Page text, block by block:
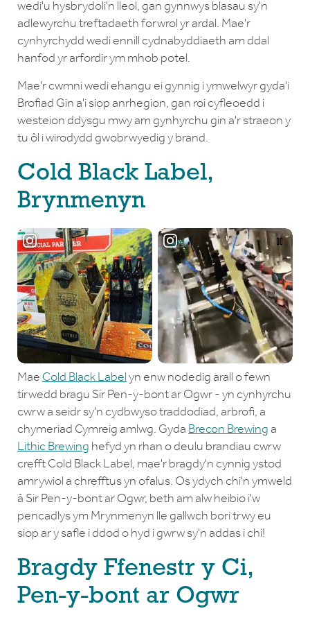
wedi'u hysbrydoli'n lleol, gan gynnwys blasau sy'n
adlewyrchu treftadaeth forwrol yr ardal. Mae'r
cynhyrchydd wedi ennill cydnabyddiaeth am ddal
hanfod yr arfordir ym mhob potel.
Mae'r cwmni wedi ehangu ei gynnig i ymwelwyr gyda'i
Brofiad Gin a'i siop anrhegion, gan roi cyfleoedd i
westeion ddysgu mwy am gynhyrchu gin a'r straeon y
tu ôl i wirodydd gwobrwyedig y brand.
Cold Black Label,
Brynmenyn
Mae Cold Black Labelyn enw nodedig arall o fewn
tirwedd bragu Sir Pen-y-bont ar Ogwr - yn cynhyrchu
cwrw a seidr sy'n cydbwyso traddodiad, arbrofi, a
chymeriad Cymreig amlwg. Gyda Brecon Brewing a
Lithic Brewing hefyd yn rhan o deulu brandiau cwrw
crefft Cold Black Label, mae'r bragdy'n cynnig ystod
amrywiol a chrefftus yn ofalus. Os ydych chi'n ymweld
â Sir Pen-y-bont ar Ogwr, beth am alw heibio i'w
pencadlys ym Mrynmenyn lle gallwch bori trwy eu
siop ar y safle i ddod o hyd i gwrw sy'n addas i chi!
Bragdy Ffenestr y Ci,
Pen-y-bont ar Ogwr